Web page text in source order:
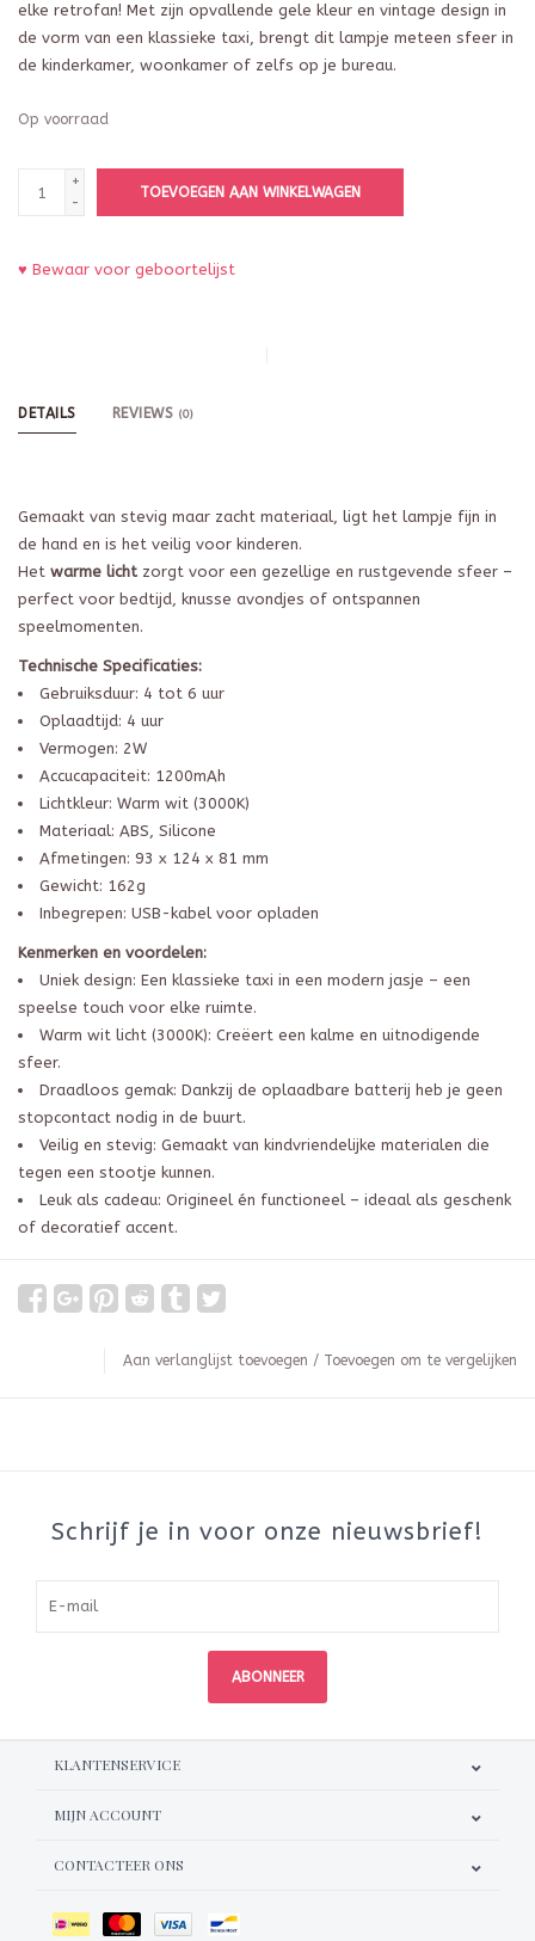
elke retrofan! Met zijn opvallende gele kleur en vintage design in
de vorm van een klassieke taxi, brengt dit lampje meteen sfeer in
de kinderkamer, woonkamer of zelfs op je bureau.
Op voorraad
+
-
TOEVOEGEN AAN WINKELWAGEN
♥ Bewaar voor geboortelijst
DETAILS REVIEWS (0)
Gemaakt van stevig maar zacht materiaal, ligt het lampje fijn in
de hand en is het veilig voor kinderen.
Het warme licht zorgt voor een gezellige en rustgevende sfeer –
perfect voor bedtijd, knusse avondjes of ontspannen
speelmomenten.
Technische Specificaties:
Gebruiksduur: 4 tot 6 uur
Oplaadtijd: 4 uur
Vermogen: 2W
Accucapaciteit: 1200mAh
Lichtkleur: Warm wit (3000K)
Materiaal: ABS, Silicone
Afmetingen: 93 x 124 x 81 mm
Gewicht: 162g
Inbegrepen: USB-kabel voor opladen
Kenmerken en voordelen:
Uniek design: Een klassieke taxi in een modern jasje – een
speelse touch voor elke ruimte.
Warm wit licht (3000K): Creëert een kalme en uitnodigende
sfeer.
Draadloos gemak: Dankzij de oplaadbare batterij heb je geen
stopcontact nodig in de buurt.
Veilig en stevig: Gemaakt van kindvriendelijke materialen die
tegen een stootje kunnen.
Leuk als cadeau: Origineel én functioneel – ideaal als geschenk
of decoratief accent.
Aan verlanglijst toevoegen / Toevoegen om te vergelijken
Schrijf je in voor onze nieuwsbrief!
ABONNEER
KLANTENSERVICE
MIJN ACCOUNT
CONTACTEER ONS